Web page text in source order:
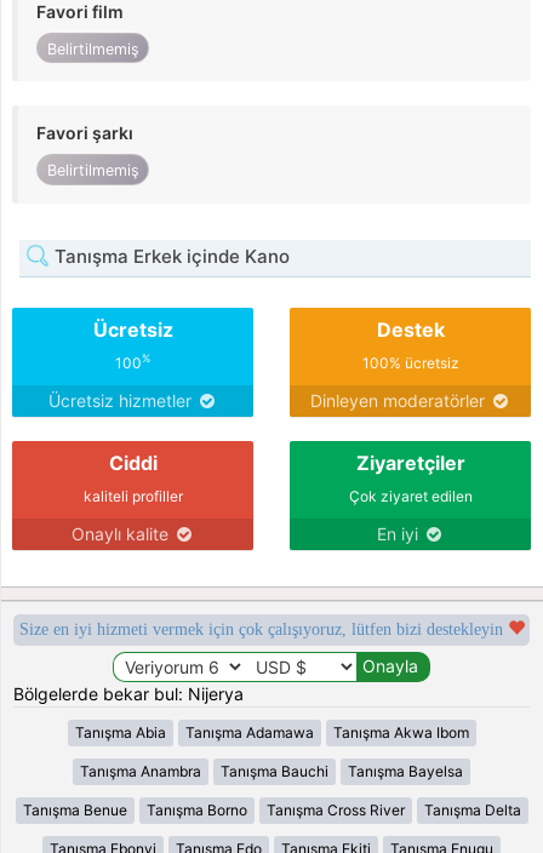
Favori film
Belirtilmemiş
Favori şarkı
Belirtilmemiş
Tanışma Erkek içinde Kano
Ücretsiz
100%
Ücretsiz hizmetler
Destek
100% ücretsiz
Dinleyen moderatörler
Ciddi
kaliteli profiller
Onaylı kalite
Ziyaretçiler
Çok ziyaret edilen
En iyi
Size en iyi hizmeti vermek için çok çalışıyoruz, lütfen bizi destekleyin
Bölgelerde bekar bul: Nijerya
Tanışma Abia Tanışma Adamawa Tanışma Akwa Ibom
Tanışma Anambra Tanışma Bauchi Tanışma Bayelsa
Tanışma Benue Tanışma Borno Tanışma Cross River Tanışma Delta
Tanışma Ebonyi Tanışma Edo Tanışma Ekiti Tanışma Enugu